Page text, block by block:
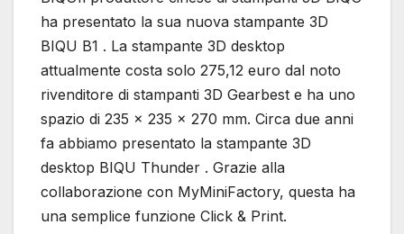
ha presentato la sua nuova stampante 3D
BIQU B1 . La stampante 3D desktop
attualmente costa solo 275,12 euro dal noto
rivenditore di stampanti 3D Gearbest e ha uno
spazio di 235 x 235 x 270 mm. Circa due anni
fa abbiamo presentato la stampante 3D
desktop BIQU Thunder . Grazie alla
collaborazione con MyMiniFactory, questa ha
una semplice funzione Click & Print.